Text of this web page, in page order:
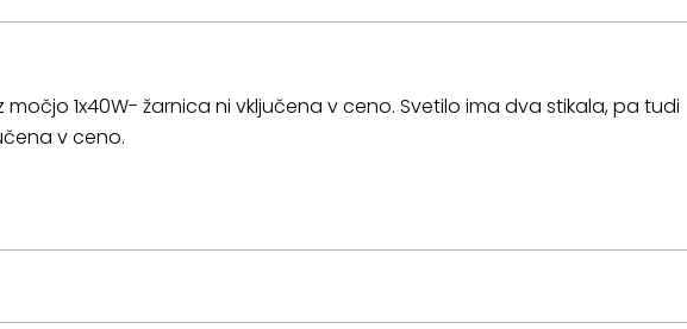
močjo 1x40W- žarnica ni vključena v ceno. Svetilo ima dva stikala, pa tudi
v ceno.